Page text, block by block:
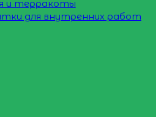
и терракоты
для внутренних работ